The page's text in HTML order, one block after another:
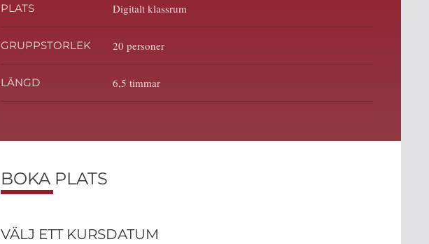
PLATS Digitalt klassrum
GRUPPSTORLEK 20 personer
LÄNGD 6,5 timmar
BOKA PLATS
VÄLJ ETT KURSDATUM